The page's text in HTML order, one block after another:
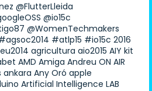
@FlutterLleida
@io15c
@WomenTechmakers
#atlp15 #io15c 2016
agricultura aio2015 AIY kit
AMD Amiga Andreu ON AIR
ankara Any Oró apple
Artificial Intelligence LAB